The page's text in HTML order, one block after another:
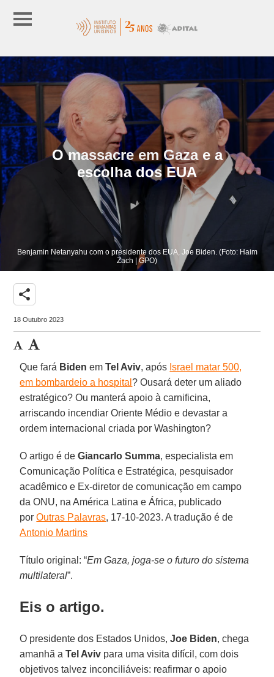
O massacre em Gaza e a
escolha dos EUA
Benjamin Netanyahu com o presidente dos EUA, Joe Biden. (Foto: Haim
Zach | GPO)
share
18 Outubro 2023
Que fará Biden emTel Aviv, após Israel matar 500,
em bombardeio a hospital? Ousará deter um aliado
estratégico? Ou manterá apoio à carnificina,
arriscando incendiar Oriente Médio e devastar a
ordem internacional criada por Washington?
O artigo é deGiancarlo Summa, especialista em
Comunicação Política e Estratégica, pesquisador
acadêmico e Ex-diretor de comunicação em campo
da ONU, na América Latina e África, publicado
porOutras Palavras, 17-10-2023. A tradução é de
Antonio Martins
Título original: “Em Gaza, joga-se o futuro do sistema
multilateral”.
Eis o artigo.
O presidente dos Estados Unidos,Joe Biden, chega
amanhã aTel Aviv para uma visita difícil, com dois
objetivos talvez inconciliáveis: reafirmar o apoio